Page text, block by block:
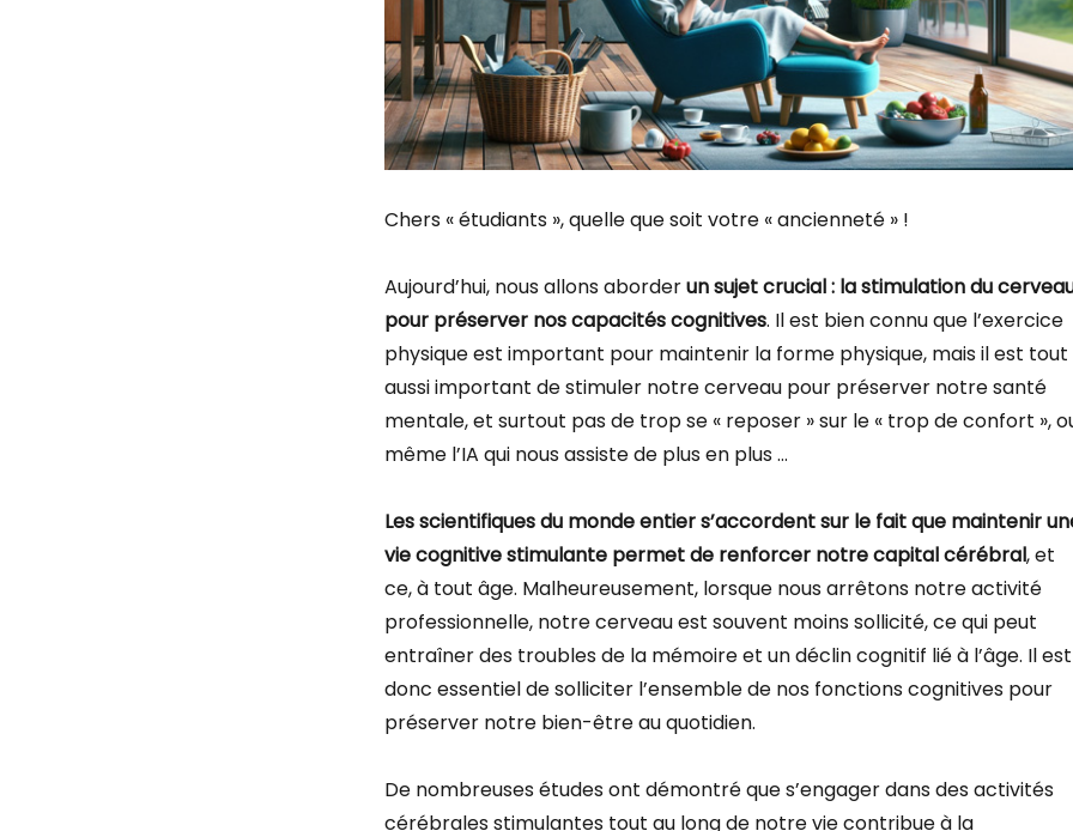
Chers « étudiants », quelle que soit votre « ancienneté » !
Aujourd’hui, nous allons aborderun sujet crucial : la stimulation du
pour préserver nos capacités cognitives. Il est bien connu que l’exercice
physique est important pour maintenir la forme physique, mais il est tout
aussi important de stimuler notre cerveau pour préserver notre santé
mentale, et surtout pas de trop se « reposer » sur le « trop de confort »,
même l’IA qui nous assiste de plus en plus …
Les scientifiques du monde entier s’accordent sur le fait que maintenir
vie cognitive stimulante permet de renforcer notre capital cérébral, et
ce, à tout âge. Malheureusement, lorsque nous arrêtons notre activité
professionnelle, notre cerveau est souvent moins sollicité, ce qui peut
entraîner des troubles de la mémoire et un déclin cognitif lié à l’âge. Il est
donc essentiel de solliciter l’ensemble de nos fonctions cognitives pour
préserver notre bien-être au quotidien.
De nombreuses études ont démontré que s’engager dans des activités
cérébrales stimulantes tout au long de notre vie contribue à la